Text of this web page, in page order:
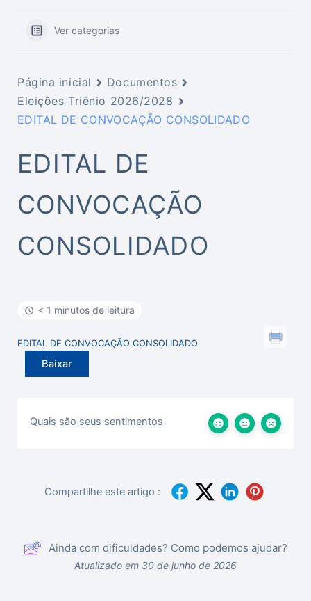
Ver categorias
Página inicial
Documentos
Eleições Triênio 2026/2028
EDITAL DE CONVOCAÇÃO CONSOLIDADO
EDITAL DE
CONVOCAÇÃO
CONSOLIDADO
< 1 minutos de leitura
EDITAL DE CONVOCAÇÃO CONSOLIDADO
Baixar
Quais são seus sentimentos
Compartilhe este artigo :
Ainda com dificuldades? Como podemos ajudar?
Atualizado em 30 de junho de 2026